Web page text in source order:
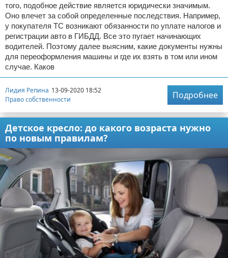
того, подобное действие является юридически значимым.
Оно влечет за собой определенные последствия. Например,
у покупателя ТС возникают обязанности по уплате налогов и
регистрации авто в ГИБДД. Все это пугает начинающих
водителей. Поэтому далее выясним, какие документы нужны
для переоформления машины и где их взять в том или ином
случае. Каков
Лидия Репина 13-09-2020 18:52
Право собственности
Подробнее
Детское кресло: до какого возраста нужно
по новым правилам?